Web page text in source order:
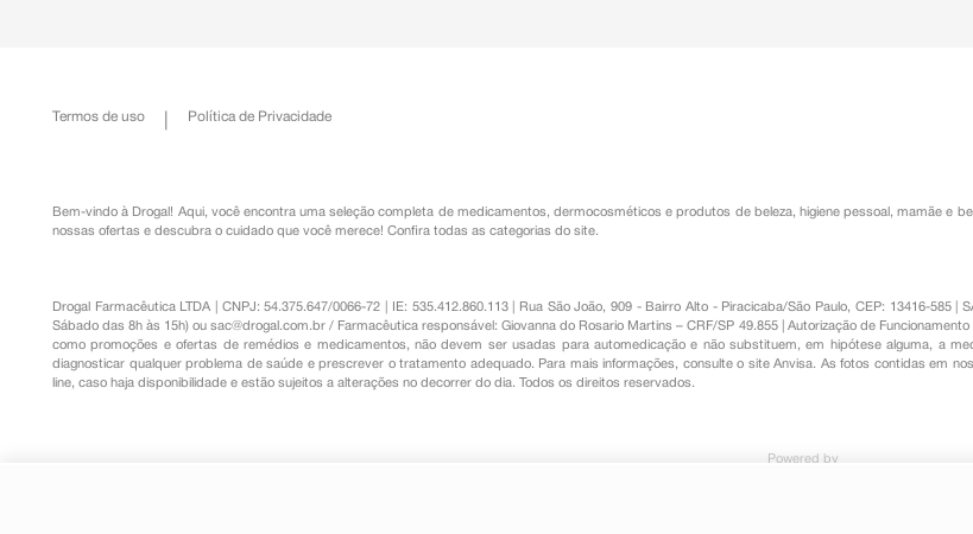
Termos de uso Política de Privacidade
Bem-vindo à Drogal! Aqui, você encontra uma seleção completa de medicamentos ,dermocosméticos e produtos de beleza, higiene pessoal ,mamãe e
nossas ofertas e descubra o cuidado que você merece! Confira todas as categorias do site.
Drogal Farmacêutica LTDA | CNPJ: 54.375.647/0066-72 | IE: 535.412.860.113 | Rua São João, 909 - Bairro Alto - Piracicaba/São Paulo, CEP: 13416-
Sábado das 8h às 15h) ousac@drogal.com.br / Farmacêutica responsável: Giovanna do Rosario Martins – CRF/SP 49.855 | Autorização de
como promoções e ofertas de remédios e medicamentos, não devem ser usadas para automedicação e não substituem, em hipótese alguma, a
diagnosticar qualquer problema de saúde e prescrever o tratamento adequado. Para mais informações, consulte o site Anvisa. As fotos contidas em
line, caso haja disponibilidade e estão sujeitos a alterações no decorrer do dia. Todos os direitos reservados.
Powered by